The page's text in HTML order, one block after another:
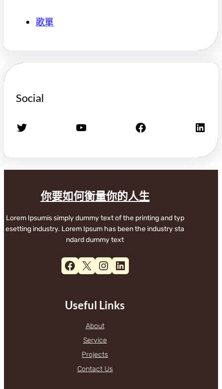
歌單
Social
X YouTube Facebook LinkedIn
你要如何衡量你的人生
Lorem Ipsumis simply dummy text of the printing and typ
esetting industry. Lorem Ipsum has been the industry sta
ndard dummy text
Facebook X Instagram LinkedIn
Useful Links
About
Service
Projects
Contact Us